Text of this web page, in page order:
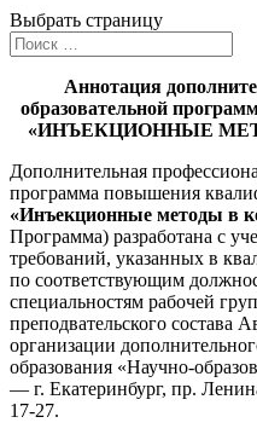
Выбрать страницу
Аннотация
образовательной
«ИНЪЕКЦИОННЫЕ
Дополнительная
программа повышения
«Инъекционные методы в
Программа) разработана с
требований, указанных в
по соответствующим
специальностям рабочей
преподвательского состава
организации
образования «Научно-
— г. Екатеринбург, пр.
17-27.